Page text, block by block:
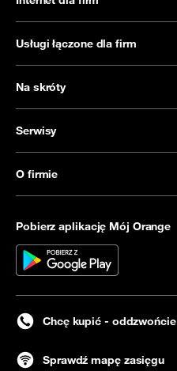
Usługi łączone dla firm
Na skróty
Serwisy
O firmie
Pobierz aplikację Mój Orange
Chcę kupić - oddzwońcie
Sprawdź mapę zasięgu